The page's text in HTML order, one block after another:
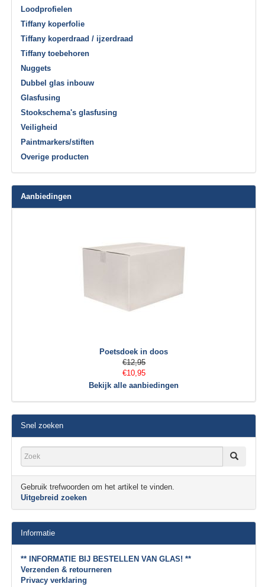
Loodprofielen
Tiffany koperfolie
Tiffany koperdraad / ijzerdraad
Tiffany toebehoren
Nuggets
Dubbel glas inbouw
Glasfusing
Stookschema's glasfusing
Veiligheid
Paintmarkers/stiften
Overige producten
Aanbiedingen
Poetsdoek in doos
€12,95
€10,95
Bekijk alle aanbiedingen
Snel zoeken
Gebruik trefwoorden om het artikel te vinden.
Uitgebreid zoeken
Informatie
** INFORMATIE BIJ BESTELLEN VAN GLAS! **
Verzenden & retourneren
Privacy verklaring